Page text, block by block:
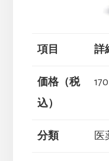
項目 詳
価格（税
込）
分類 医